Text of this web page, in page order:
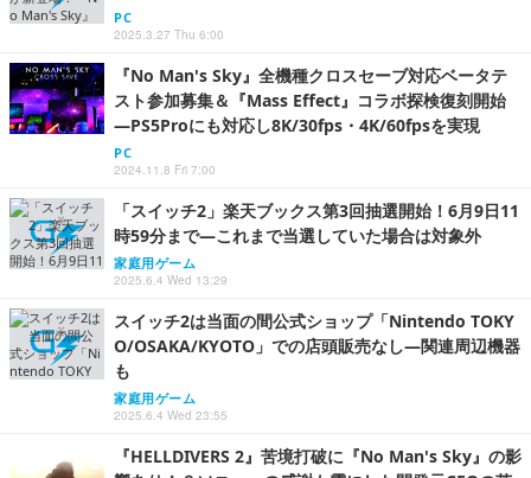
PC
2025.3.27 Thu 6:00
『No Man's Sky』全機種クロスセーブ対応ベータテ
スト参加募集＆『Mass Effect』コラボ探検復刻開始
―PS5Proにも対応し8K/30fps・4K/60fpsを実現
PC
2024.11.8 Fri 7:00
「スイッチ2」楽天ブックス第3回抽選開始！6月9日11
時59分まで―これまで当選していた場合は対象外
家庭用ゲーム
2025.6.4 Wed 13:29
スイッチ2は当面の間公式ショップ「Nintendo TOKY
O/OSAKA/KYOTO」での店頭販売なし―関連周辺機器
も
家庭用ゲーム
2025.6.4 Wed 23:55
『HELLDIVERS 2』苦境打破に『No Man's Sky』の影